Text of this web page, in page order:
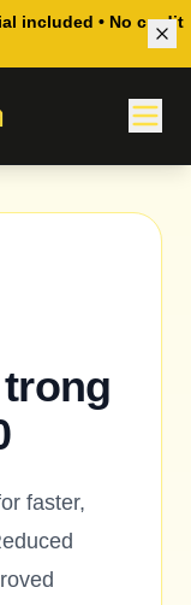
included • No credit
faster,